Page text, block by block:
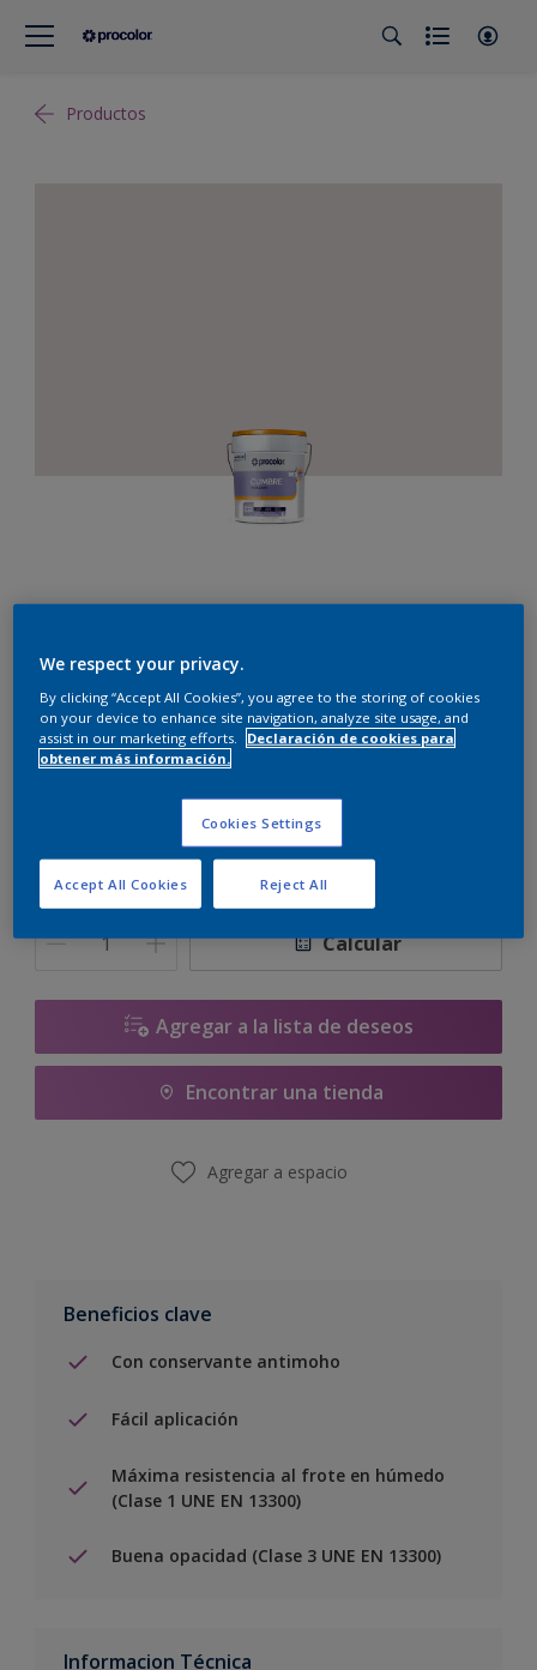
Productos
Cumbre Satinado Mix
ZN.02.85
Cambiar de color
4 L
Cantidad Calculadora de pintura
Calcular
Agregar a la lista de deseos
Encontrar una tienda
Agregar a espacio
Beneficios clave
Con conservante antimoho
Fácil aplicación
Máxima resistencia al frote en húmedo
(Clase 1 UNE EN 13300)
Buena opacidad (Clase 3 UNE EN 13300)
Informacion Técnica
We respect your privacy.
By clicking “Accept All Cookies”, you agree to the storing of cookies
on your device to enhance site navigation, analyze site usage, and
assist in our marketing efforts.
Declaración de cookies para
obtener más información.
Cookies Settings
Reject All
Accept All Cookies